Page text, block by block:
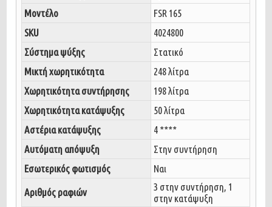
Μοντέλο
FSR 165
SKU
4024800
Σύστημα ψύξης
Στατικό
Μικτή χωρητικότητα
248 λίτρα
Χωρητικότητα συντήρησης
198 λίτρα
Χωρητικότητα κατάψυξης
50 λίτρα
Αστέρια κατάψυξης
4 ****
Αυτόματη απόψυξη
Στην συντήρηση
Εσωτερικός φωτισμός
Ναι
Αριθμός ραφιών
3 στην συντήρηση, 1
στην κατάψυξη